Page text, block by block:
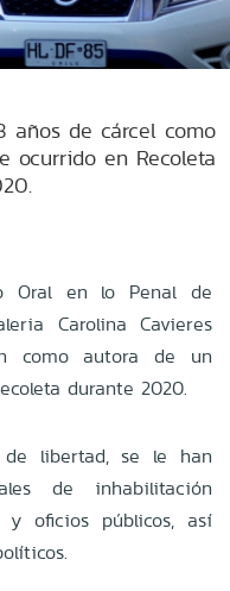
años de cárcel como
ocurrido en Recoleta
Oral en lo Penal de
Carolina Cavieres
como autora de un
durante 2020.
libertad, se le han
de inhabilitación
y oficios públicos, así